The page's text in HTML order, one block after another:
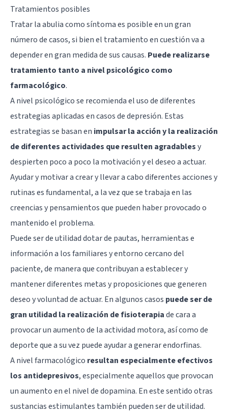
Tratamientos posibles
Tratar la abulia como síntoma es posible en un gran
número de casos, si bien el tratamiento en cuestión va a
depender en gran medida de sus causas. Puede realizarse
tratamiento tanto a nivel psicológico como
farmacológico.
A nivel psicológico se recomienda el uso de diferentes
estrategias aplicadas en casos de depresión. Estas
estrategias se basan en impulsar la acción y la realización
de diferentes actividades que resulten agradablesy
despierten poco a poco la motivación y el deseo a actuar.
Ayudar y motivar a crear y llevar a cabo diferentes acciones y
rutinas es fundamental, a la vez que se trabaja en las
creencias y pensamientos que pueden haber provocado o
mantenido el problema.
Puede ser de utilidad dotar de pautas, herramientas e
información a los familiares y entorno cercano del
paciente, de manera que contribuyan a establecer y
mantener diferentes metas y proposiciones que generen
deseo y voluntad de actuar. En algunos casos puede ser de
gran utilidad la realización de fisioterapiade cara a
provocar un aumento de la actividad motora, así como de
deporte que a su vez puede ayudar a generar endorfinas.
A nivel farmacológico resultan especialmente efectivos
los antidepresivos, especialmente aquellos que provocan
un aumento en el nivel dedopamina. En este sentido otras
sustancias estimulantes también pueden ser de utilidad.